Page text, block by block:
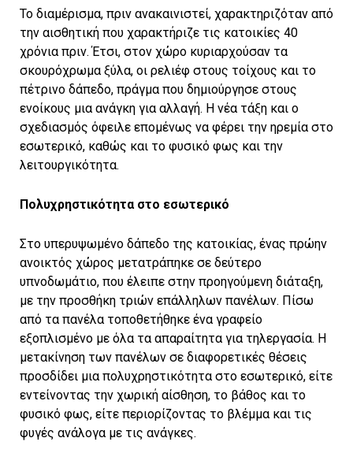
Το διαμέρισμα, πριν ανακαινιστεί, χαρακτηριζόταν από
την αισθητική που χαρακτήριζε τις κατοικίες 40
χρόνια πριν. Έτσι, στον χώρο κυριαρχούσαν τα
σκουρόχρωμα ξύλα, οι ρελιέφ στους τοίχους και το
πέτρινο δάπεδο, πράγμα που δημιούργησε στους
ενοίκους μια ανάγκη για αλλαγή. Η νέα τάξη και ο
σχεδιασμός όφειλε επομένως να φέρει την ηρεμία στο
εσωτερικό, καθώς και το φυσικό φως και την
λειτουργικότητα.
Πολυχρηστικότητα στο εσωτερικό
Στο υπερυψωμένο δάπεδο της κατοικίας, ένας πρώην
ανοικτός χώρος μετατράπηκε σε δεύτερο
υπνοδωμάτιο, που έλειπε στην προηγούμενη διάταξη,
με την προσθήκη τριών επάλληλων πανέλων. Πίσω
από τα πανέλα τοποθετήθηκε ένα γραφείο
εξοπλισμένο με όλα τα απαραίτητα για τηλεργασία. Η
μετακίνηση των πανέλων σε διαφορετικές θέσεις
προσδίδει μια πολυχρηστικότητα στο εσωτερικό, είτε
εντείνοντας την χωρική αίσθηση, το βάθος και το
φυσικό φως, είτε περιορίζοντας το βλέμμα και τις
φυγές ανάλογα με τις ανάγκες.